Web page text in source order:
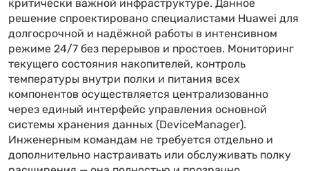
критически важной инфраструктуре. Данное
решение спроектировано специалистами Huawei для
долгосрочной и надёжной работы в интенсивном
режиме 24/7 без перерывов и простоев. Мониторинг
текущего состояния накопителей, контроль
температуры внутри полки и питания всех
компонентов осуществляется централизованно
через единый интерфейс управления основной
системы хранения данных (DeviceManager).
Инженерным командам не требуется отдельно и
дополнительно настраивать или обслуживать полку